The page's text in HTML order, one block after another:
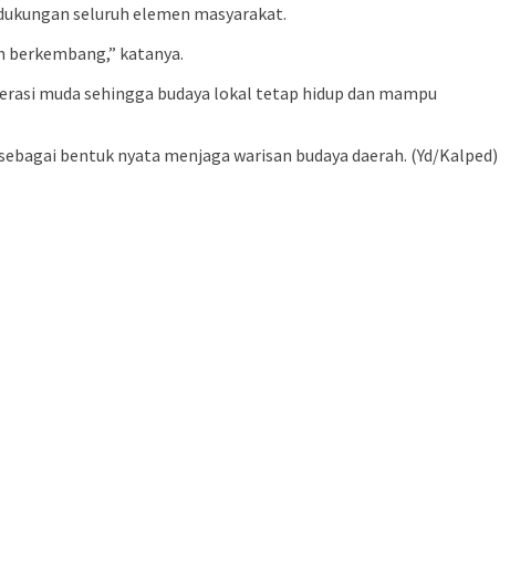
seluruh elemen masyarakat.
katanya.
muda sehingga budaya lokal tetap hidup dan mampu
bentuk nyata menjaga warisan budaya daerah. (Yd/Kalped)